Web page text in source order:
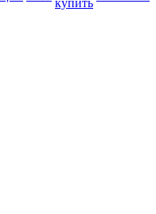
купить